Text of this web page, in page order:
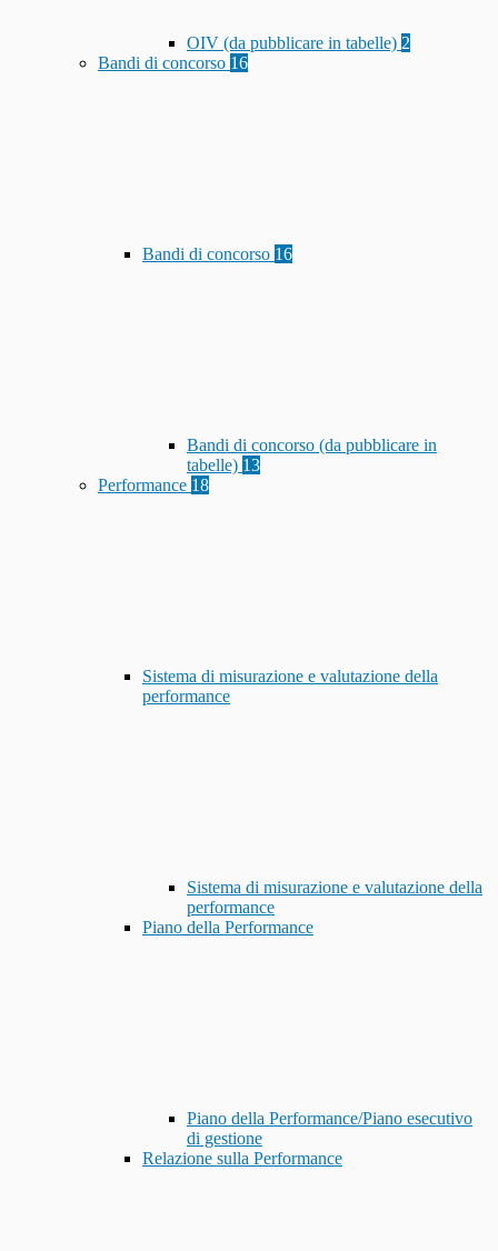
OIV (da pubblicare in tabelle) 2
Bandi di concorso 16
Bandi di concorso 16
Bandi di concorso (da pubblicare in
tabelle) 13
Performance 18
Sistema di misurazione e valutazione della
performance
Sistema di misurazione e valutazione della
performance
Piano della Performance
Piano della Performance/Piano esecutivo
di gestione
Relazione sulla Performance